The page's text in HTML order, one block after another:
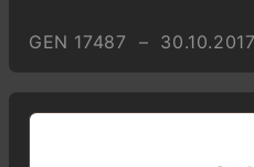
GEN 17487 – 30.10.2017